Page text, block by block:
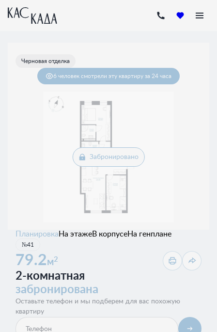
2-комнатная Цена по запросу
Черновая отделка
6 человек смотрели эту квартиру за 24 часа
Забронировано
Планировка На этажеВ корпусеНа генплане
№41
79.2м2
2-комнатная
забронирована
Оставьте телефон и мы подберем для вас похожую
квартиру